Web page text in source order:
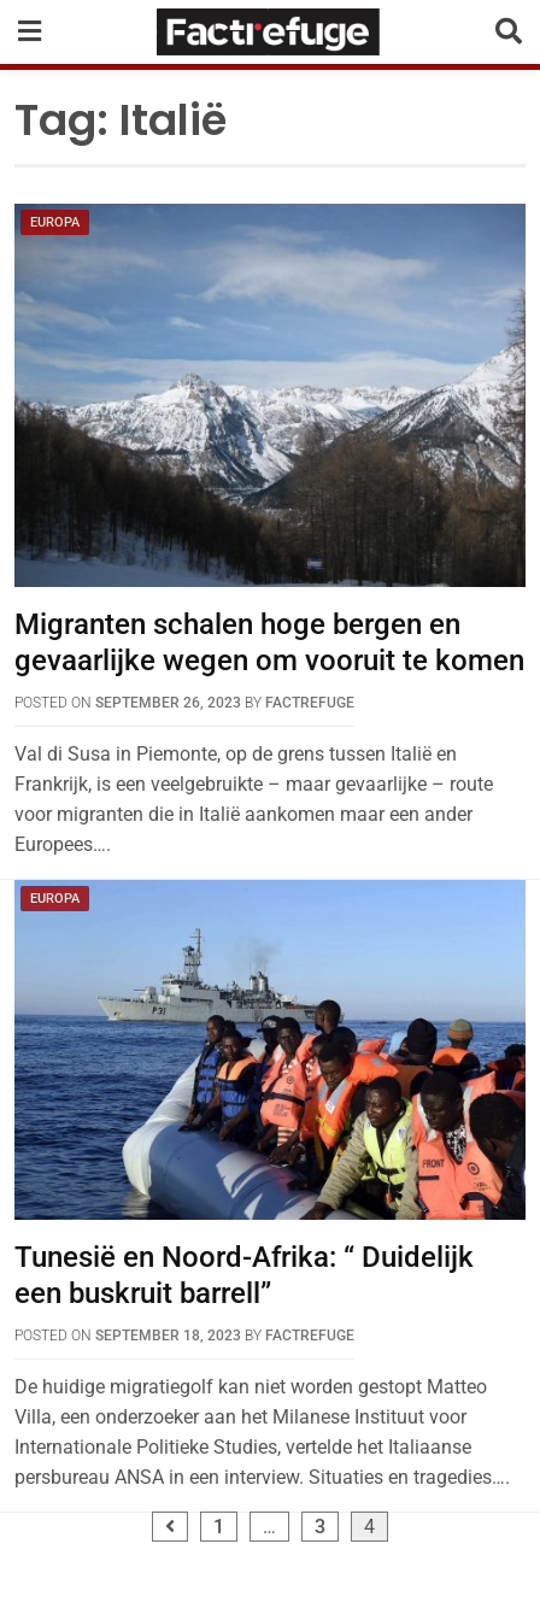
Tag: Italië
EUROPA
Migranten schalen hoge bergen en
gevaarlijke wegen om vooruit te komen
POSTED ON SEPTEMBER 26, 2023 BY FACTREFUGE
Val di Susa in Piemonte, op de grens tussen Italië en
Frankrijk, is een veelgebruikte – maar gevaarlijke – route
voor migranten die in Italië aankomen maar een ander
Europees….
EUROPA
Tunesië en Noord-Afrika: “ Duidelijk
een buskruit barrell”
POSTED ON SEPTEMBER 18, 2023 BY FACTREFUGE
De huidige migratiegolf kan niet worden gestopt Matteo
Villa, een onderzoeker aan het Milanese Instituut voor
Internationale Politieke Studies, vertelde het Italiaanse
persbureau ANSA in een interview. Situaties en tragedies….
1 … 3 4